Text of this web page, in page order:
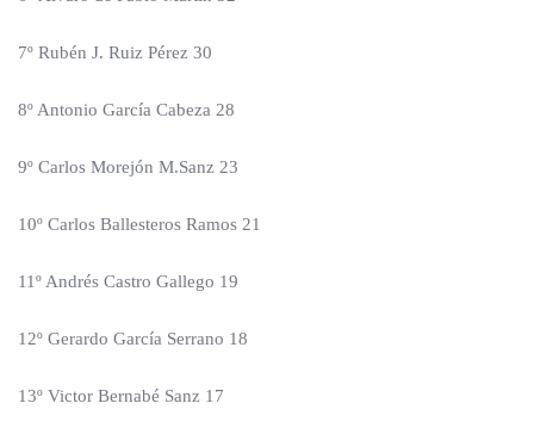
7º Rubén J. Ruiz Pérez 30
8º Antonio García Cabeza 28
9º Carlos Morejón M.Sanz 23
10º Carlos Ballesteros Ramos 21
11º Andrés Castro Gallego 19
12º Gerardo García Serrano 18
13º Victor Bernabé Sanz 17